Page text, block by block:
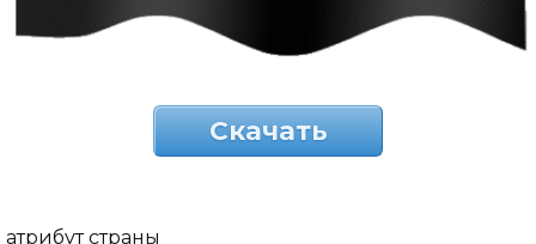
Скачать
атрибут страны